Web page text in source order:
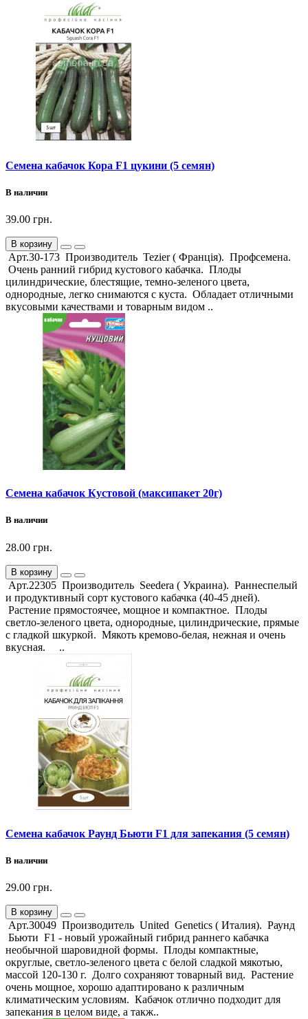
Семена кабачок Кора F1 цукини (5 семян)
В наличии
39.00 грн.
В корзину
Арт.30-173 Производитель Tezier ( Франція). Профсемена.
Очень ранний гибрид кустового кабачка. Плоды
цилиндрические, блестящие, темно-зеленого цвета,
однородные, легко снимаются с куста. Обладает отличными
вкусовыми качествами и товарным видом ..
Семена кабачок Кустовой (максипакет 20г)
В наличии
28.00 грн.
В корзину
Арт.22305 Производитель Seedera ( Украина). Раннеспелый
и продуктивный сорт кустового кабачка (40-45 дней).
Растение прямостоячее, мощное и компактное. Плоды
светло-зеленого цвета, однородные, цилиндрические, прямые
с гладкой шкуркой. Мякоть кремово-белая, нежная и очень
вкусная. ..
Семена кабачок Раунд Бьюти F1 для запекания (5 семян)
В наличии
29.00 грн.
В корзину
Арт.30049 Производитель United Genetics ( Италия). Раунд
Бьюти F1 - новый урожайный гибрид раннего кабачка
необычной шаровидной формы. Плоды компактные,
округлые, светло-зеленого цвета с белой сладкой мякотью,
массой 120-130 г. Долго сохраняют товарный вид. Растение
очень мощное, хорошо адаптировано к различным
климатическим условиям. Кабачок отлично подходит для
запекания в целом виде, а такж..